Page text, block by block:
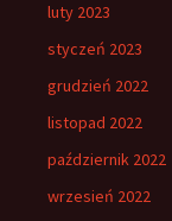
luty 2023
styczeń 2023
grudzień 2022
listopad 2022
październik 2022
wrzesień 2022